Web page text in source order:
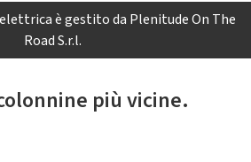
è gestito da Plenitude On The
Road S.r.l.
più vicine.